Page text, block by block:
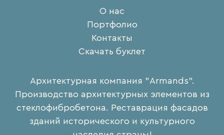
О нас
Портфолио
Контакты
Скачать буклет
Архитектурная компания "Armands".
Производство архитектурных элементов из
стеклофибробетона. Реставрация фасадов
зданий исторического и культурного